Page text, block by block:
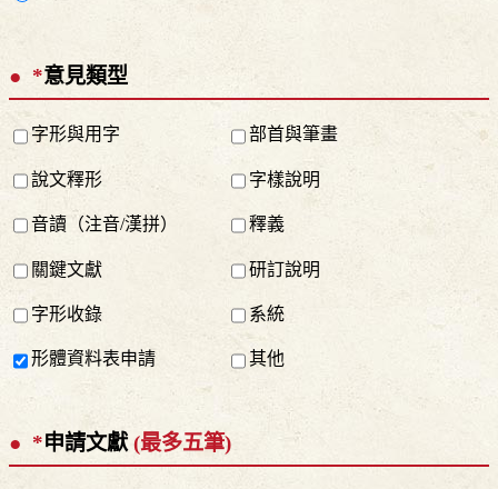
*意見類型
字形與用字 部首與筆畫
說文釋形 字樣說明
音讀（注音/漢拼） 釋義
關鍵文獻 研訂說明
字形收錄 系統
形體資料表申請 其他
*申請文獻 (最多五筆)